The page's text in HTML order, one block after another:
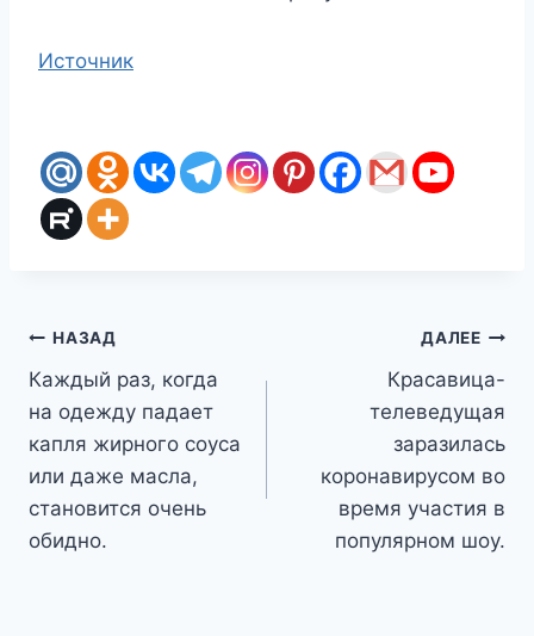
Источник
Навигация
по
записям
НАЗАД
Каждый раз, когда
на одежду падает
капля жирного соуса
или даже масла,
становится очень
обидно.
ДАЛЕЕ
Красавица-
телеведущая
заразилась
коронавирусом во
время участия в
популярном шоу.